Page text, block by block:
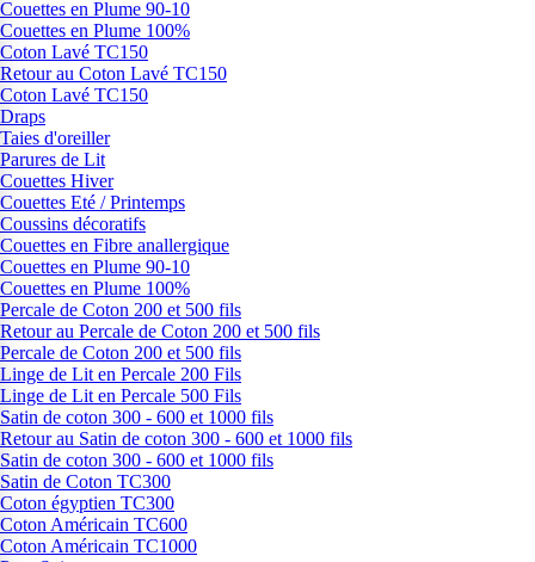
Couettes en Plume 90-10
Couettes en Plume 100%
Coton Lavé TC150
Retour au Coton Lavé TC150
Coton Lavé TC150
Draps
Taies d'oreiller
Parures de Lit
Couettes Hiver
Couettes Eté / Printemps
Coussins décoratifs
Couettes en Fibre anallergique
Couettes en Plume 90-10
Couettes en Plume 100%
Percale de Coton 200 et 500 fils
Retour au Percale de Coton 200 et 500 fils
Percale de Coton 200 et 500 fils
Linge de Lit en Percale 200 Fils
Linge de Lit en Percale 500 Fils
Satin de coton 300 - 600 et 1000 fils
Retour au Satin de coton 300 - 600 et 1000 fils
Satin de coton 300 - 600 et 1000 fils
Satin de Coton TC300
Coton égyptien TC300
Coton Américain TC600
Coton Américain TC1000